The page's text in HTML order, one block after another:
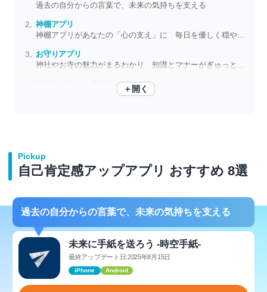
過去の自分からの言葉で、未来の気持ちを支える
神棚アプリ
神棚アプリがあなたの「心の支え」に 毎日を優しく穏やかに過ごそう
お守りアプリ
神社やお寺の魅力がまるわかり 知識とマナーがぎゅっと詰まったお守りアプリ
＋開く
Pickup
自己肯定感アップアプリ おすすめ 8選
過去の自分からの言葉で、未来の気持ちを支える
未来に手紙を送ろう -時空手紙-
最終アップデート日:2025年8月15日
iPhone Android